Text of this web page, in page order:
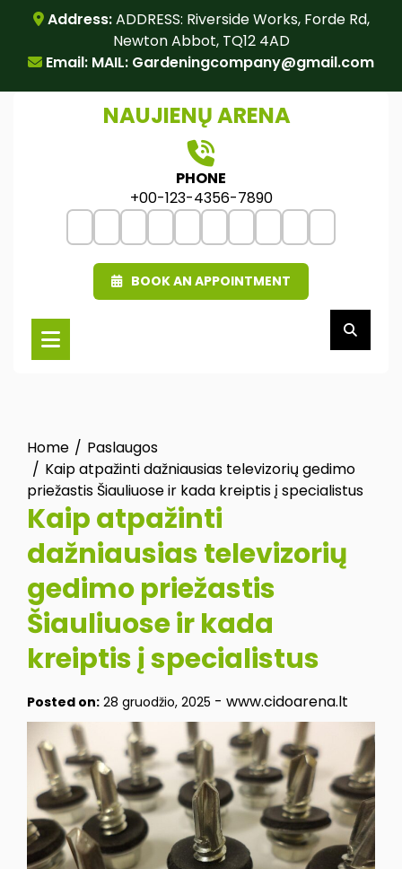
content
Address:ADDRESS: Riverside Works, Forde Rd,
Newton Abbot, TQ12 4AD
Email: MAIL: Gardeningcompany@gmail.com
NAUJIENŲ ARENA
PHONE
+00-123-4356-7890
BOOK AN APPOINTMENT
Home
Paslaugos
Kaip atpažinti dažniausias televizorių gedimo
priežastis Šiauliuose ir kada kreiptis į specialistus
Kaip atpažinti
dažniausias televizorių
gedimo priežastis
Šiauliuose ir kada
kreiptis į specialistus
Posted on: 28 gruodžio, 2025 - www.cidoarena.lt